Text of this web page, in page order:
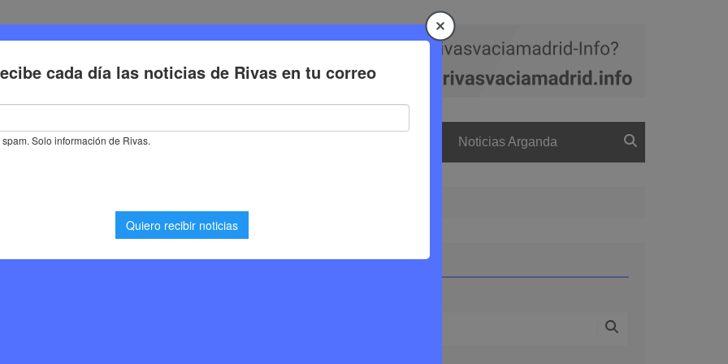
Deporte Cultura Trabajo Noticias Arganda
de